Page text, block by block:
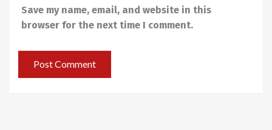
Save my name, email, and website in this
browser for the next time I comment.